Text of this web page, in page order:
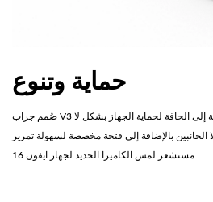
حماية وتنوع
صُمم جراب V3 الجديد بتصميم مغلق من الحافة إلى الحافة لحماية الجهاز بشكل لا
الجانبين بالإضافة إلى فتحة مخصصة لسهولة تمرير
مستشعر لمس الكاميرا الجديد لجهاز ايفون 16.